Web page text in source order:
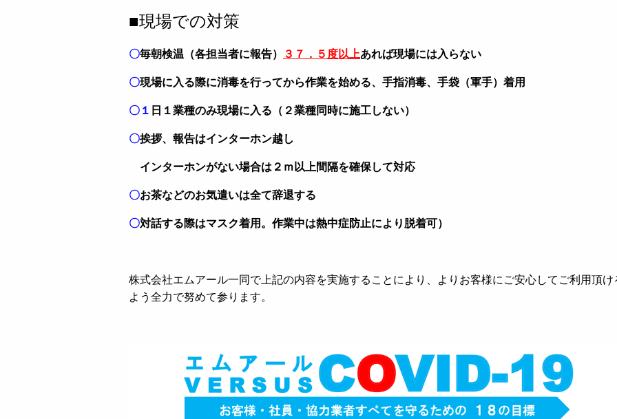
■現場での対策
〇毎朝検温（各担当者に報告） ３７．５度以上あれば現場には入らない
〇現場に入る際に消毒を行ってから作業を始める、手指消毒、手袋（軍手）着用
〇１ 日１業種のみ現場に入る（２業種同時に施工しない）
〇挨拶、報告はインターホン越し
インターホンがない場合は２ｍ以上間隔を確保して対応
〇お茶などのお気遣いは全て辞退する
〇対話する際はマスク着用。作業中は熱中症防止により脱着可）
株式会社エムアール一同で上記の内容を実施することにより、よりお客様にご安心してご利用頂け
よう全力で努めて参ります。